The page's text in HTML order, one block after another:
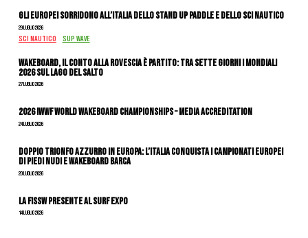
Gli Europei sorridono all’Italia dello stand up paddle e dello sci nautico
29 Luglio 2026
SCI NAUTICO SUP WAVE
Wakeboard, il conto alla rovescia è partito: tra sette giorni i Mondiali
2026 sul Lago del Salto
27 Luglio 2026
2026 IWWF WORLD WAKEBOARD CHAMPIONSHIPS – MEDIA ACCREDITATION
24 Luglio 2026
DOPPIO TRIONFO AZZURRO IN EUROPA: L’ITALIA CONQUISTA I CAMPIONATI EUROPEI
DI PIEDI NUDI E WAKEBOARD BARCA
20 Luglio 2026
La FISSW presente al Surf Expo
14 Luglio 2026